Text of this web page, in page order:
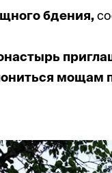
бдения,
мощам